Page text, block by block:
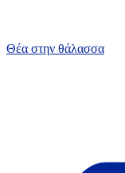
Θέα στην θάλασσα